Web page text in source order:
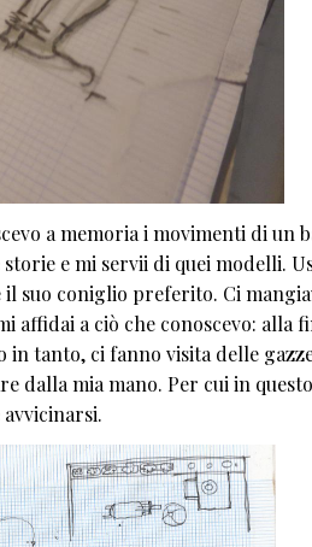
a memoria i movimenti di un
e mi servii di quei modelli.
suo coniglio preferito. Ci
affidai a ciò che conoscevo: alla
in tanto, ci fanno visita delle
mia mano. Per cui in